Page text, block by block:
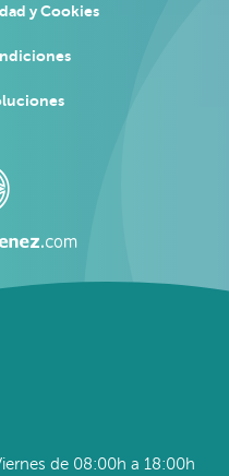
y Cookies
de 08:00h a 18:00h